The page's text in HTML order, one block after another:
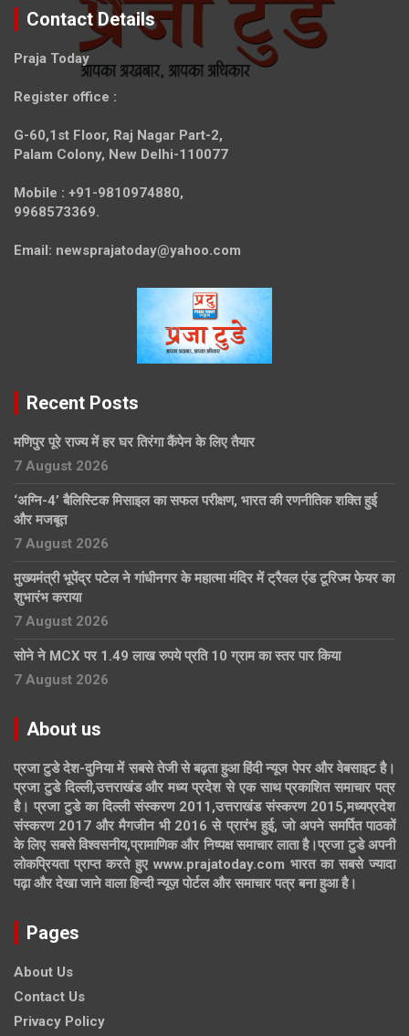
Contact Details
Praja Today
Register office :
G-60,1st Floor, Raj Nagar Part-2,
Palam Colony, New Delhi-110077
Mobile : +91-9810974880,
9968573369.
Email: newsprajatoday@yahoo.com
Recent Posts
मणिपुर पूरे राज्य में हर घर तिरंगा कैंपेन के लिए तैयार
7 August 2026
‘अग्नि-4’ बैलिस्टिक मिसाइल का सफल परीक्षण, भारत की रणनीतिक शक्ति हुई
और मजबूत
7 August 2026
मुख्यमंत्री भूपेंद्र पटेल ने गांधीनगर के महात्मा मंदिर में ट्रैवल एंड टूरिज्म फेयर का
शुभारंभ कराया
7 August 2026
सोने ने MCX पर 1.49 लाख रुपये प्रति 10 ग्राम का स्तर पार किया
7 August 2026
About us
प्रजा टुडे देश-दुनिया में सबसे तेजी से बढ़ता हुआ हिंदी न्यूज पेपर और वेबसाइट है।
प्रजा टुडे दिल्ली,उत्तराखंड और मध्य प्रदेश से एक साथ प्रकाशित समाचार पत्र
है। प्रजा टुडे का दिल्ली संस्करण 2011,उत्तराखंड संस्करण 2015,मध्यप्रदेश
संस्करण 2017 और मैगजीन भी 2016 से प्रारंभ हुई, जो अपने समर्पित पाठकों
के लिए सबसे विश्वसनीय,प्रामाणिक और निष्पक्ष समाचार लाता है।प्रजा टुडे अपनी
लोकप्रियता प्राप्त करते हुए www.prajatoday.com भारत का सबसे ज्यादा
पढ़ा और देखा जाने वाला हिन्दी न्यूज़ पोर्टल और समाचार पत्र बना हुआ है।
Pages
About Us
Contact Us
Privacy Policy